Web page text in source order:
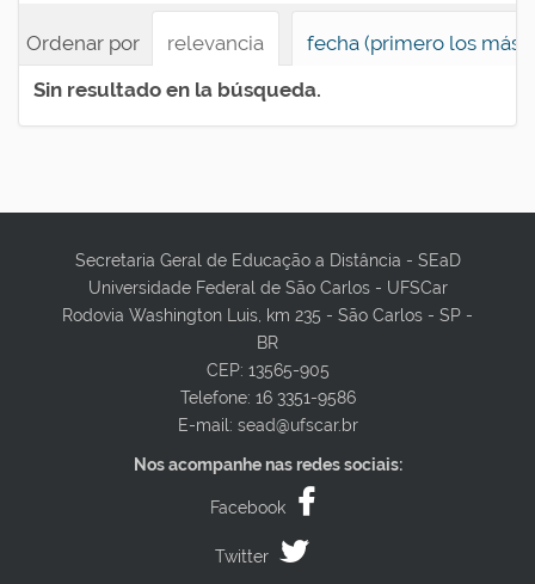
Ordenar por relevancia
fecha (primero los más
Sin resultado en la búsqueda.
Secretaria Geral de Educação a Distância - SEaD
Universidade Federal de São Carlos - UFSCar
Rodovia Washington Luis, km 235 - São Carlos - SP -
BR
CEP: 13565-905
Telefone: 16 3351-9586
E-mail: sead@ufscar.br
Nos acompanhe nas redes sociais:
Facebook
Twitter